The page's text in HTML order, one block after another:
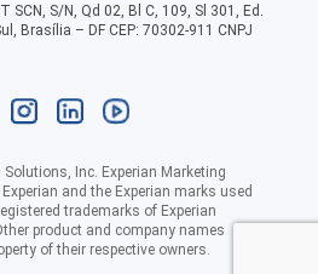
SCN, S/N, Qd 02, Bl C, 109, Sl 301, Ed.
Brasília – DF CEP: 70302-911 CNPJ
Inc. Experian Marketing
and the Experian marks used
trademarks of Experian
product and company names
of their respective owners.